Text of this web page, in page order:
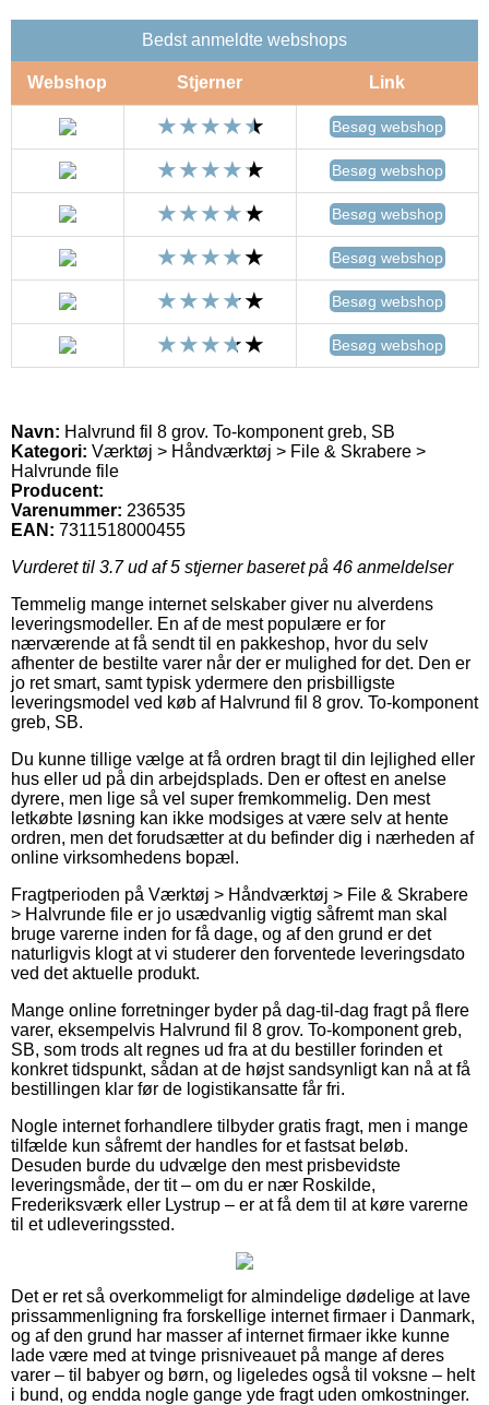
Bedst anmeldte webshops
Webshop Stjerner Link
Besøg webshop
Besøg webshop
Besøg webshop
Besøg webshop
Besøg webshop
Besøg webshop
Navn: Halvrund fil 8 grov. To-komponent greb, SB
Kategori: Værktøj > Håndværktøj > File & Skrabere >
Halvrunde file
Producent:
Varenummer: 236535
EAN: 7311518000455
Vurderet til 3.7ud af 5 stjerner baseret på 46 anmeldelser
Temmelig mange internet selskaber giver nu alverdens
leveringsmodeller. En af de mest populære er for
nærværende at få sendt til en pakkeshop, hvor du selv
afhenter de bestilte varer når der er mulighed for det. Den er
jo ret smart, samt typisk ydermere den prisbilligste
leveringsmodel ved køb af Halvrund fil 8 grov. To-komponent
greb, SB.
Du kunne tillige vælge at få ordren bragt til din lejlighed eller
hus eller ud på din arbejdsplads. Den er oftest en anelse
dyrere, men lige så vel super fremkommelig. Den mest
letkøbte løsning kan ikke modsiges at være selv at hente
ordren, men det forudsætter at du befinder dig i nærheden af
online virksomhedens bopæl.
Fragtperioden på Værktøj > Håndværktøj > File & Skrabere
> Halvrunde file er jo usædvanlig vigtig såfremt man skal
bruge varerne inden for få dage, og af den grund er det
naturligvis klogt at vi studerer den forventede leveringsdato
ved det aktuelle produkt.
Mange online forretninger byder på dag-til-dag fragt på flere
varer, eksempelvis Halvrund fil 8 grov. To-komponent greb,
SB, som trods alt regnes ud fra at du bestiller forinden et
konkret tidspunkt, sådan at de højst sandsynligt kan nå at få
bestillingen klar før de logistikansatte får fri.
Nogle internet forhandlere tilbyder gratis fragt, men i mange
tilfælde kun såfremt der handles for et fastsat beløb.
Desuden burde du udvælge den mest prisbevidste
leveringsmåde, der tit – om du er nær Roskilde,
Frederiksværk eller Lystrup – er at få dem til at køre varerne
til et udleveringssted.
Det er ret så overkommeligt for almindelige dødelige at lave
prissammenligning fra forskellige internet firmaer i Danmark,
og af den grund har masser af internet firmaer ikke kunne
lade være med at tvinge prisniveauet på mange af deres
varer – til babyer og børn, og ligeledes også til voksne – helt
i bund, og endda nogle gange yde fragt uden omkostninger.